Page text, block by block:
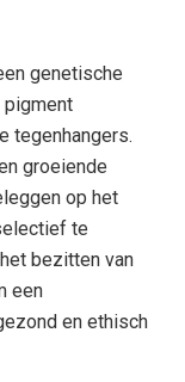
genetische
pigment
tegenhangers.
groeiende
op het
te
bezitten van
een
en ethisch